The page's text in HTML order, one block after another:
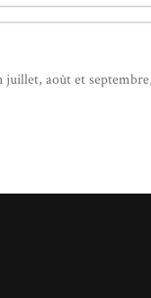
août et